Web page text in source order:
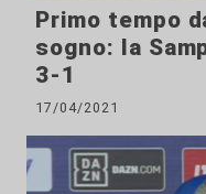
Primo tempo
sogno: la
3-1
17/04/2021